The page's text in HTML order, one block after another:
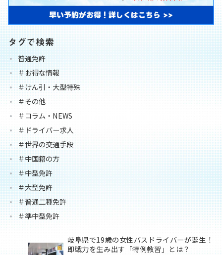
タグで検索
普通免許
＃お得な情報
＃けん引・大型特殊
＃その他
＃コラム・NEWS
＃ドライバー求人
＃世界の交通手段
＃中国籍の方
＃中型免許
＃大型免許
＃普通二種免許
＃準中型免許
岐阜県で19歳の女性バスドライバーが誕生！
即戦力を生み出す「特例教習」とは？